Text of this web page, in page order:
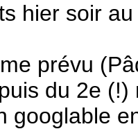
hier soir
prévu
du 2e
googlable